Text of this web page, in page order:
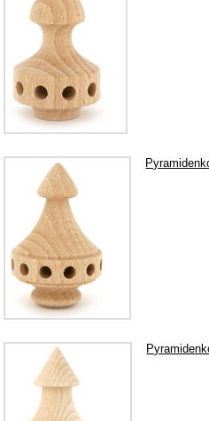
Spanschachtel
Spielwerke
Unterbänke für
Verschiedenes
Erzgebirgisches
Kletterfiguren
Miniaturen
Weihnachtspyramiden
Holz Kochlöffel
Holz Quirl
Holz Pfannenwender